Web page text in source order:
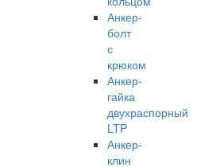
Анкер-
болт
с
крюком
Анкер-
гайка
двухраспорный
LTP
Анкер-
клин